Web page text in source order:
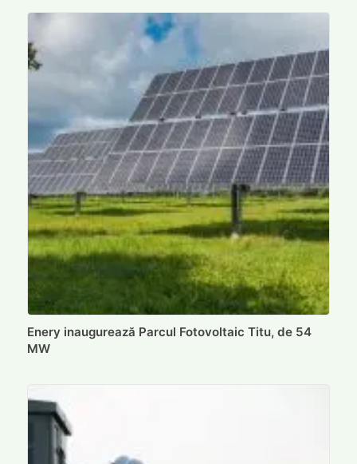
Enery inaugurează Parcul Fotovoltaic Titu, de 54
MW